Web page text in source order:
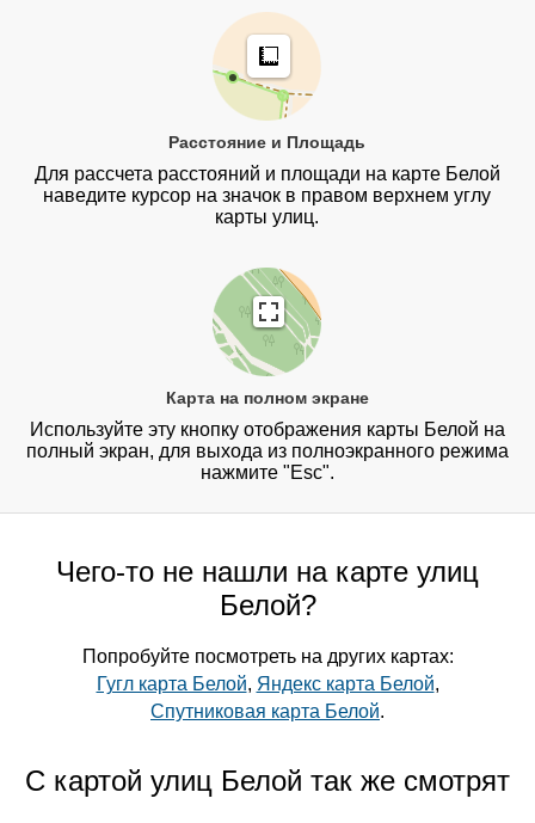
Расстояние и Площадь
Для рассчета расстояний и площади на карте Белой
наведите курсор на значок в правом верхнем углу
карты улиц.
Карта на полном экране
Используйте эту кнопку отображения карты Белой на
полный экран, для выхода из полноэкранного режима
нажмите "Esc".
Чего-то не нашли на карте улиц
Белой?
Попробуйте посмотреть на других картах:
Гугл карта Белой, Яндекс карта Белой,
Спутниковая карта Белой.
С картой улиц Белой так же смотрят